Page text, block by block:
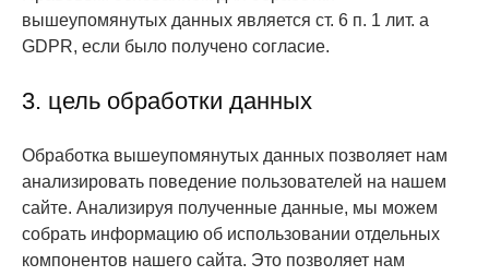
вышеупомянутых данных является ст. 6 п. 1 лит. a
GDPR, если было получено согласие.
3. цель обработки данных
Обработка вышеупомянутых данных позволяет нам
анализировать поведение пользователей на нашем
сайте. Анализируя полученные данные, мы можем
собрать информацию об использовании отдельных
компонентов нашего сайта. Это позволяет нам